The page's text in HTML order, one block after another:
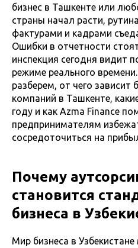
бизнес в Ташкенте или
страны начал расти,
фактурами и кадрами
Ошибки в отчетности
инспекция сегодня видит
режиме реального
разберем, от чего зависит
компаний в Ташкенте,
году и как Azma Finance
предпринимателям
сосредоточиться на
Почему
становится
бизнеса в
Мир бизнеса в